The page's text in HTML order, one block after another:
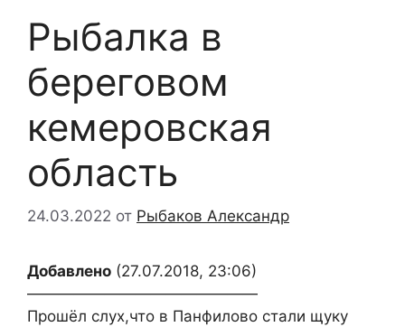
Рыбалка в
береговом
кемеровская
область
24.03.2022 от Рыбаков Александр
Добавлено (27.07.2018, 23:06)
———————————————
Прошёл слух,что в Панфилово стали щуку